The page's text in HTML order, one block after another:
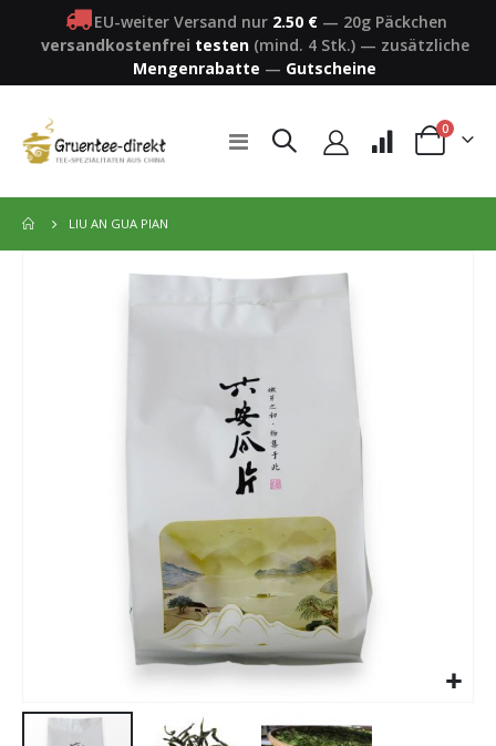
EU-weiter Versand nur 2.50 € — 20g Päckchen
versandkostenfrei testen(mind. 4 Stk.)— zusätzliche
Mengenrabatte — Gutscheine
Navigation
umschalten
Warenkorb
0Artikel
LIU AN GUA PIAN